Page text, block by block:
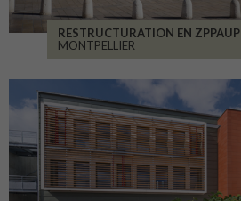
RESTRUCTURATION EN ZPPAUP
MONTPELLIER